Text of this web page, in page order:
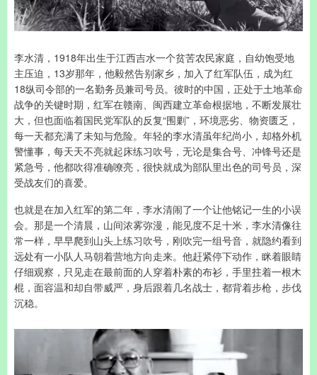
李水清，1918年出生于江西吉水一个贫苦农民家庭，自幼饱受地
主压迫，13岁那年，他毅然告别家乡，加入了红军队伍，成为红
18纵司令部的一名勤务员兼司号员。彼时的中国，正处于土地革命
战争的关键时期，红军在赣南、闽西建立革命根据地，不断发展壮
大，但也面临着国民党军队的反复“围剿”，环境恶劣、物资匮乏，
每一天都充满了未知与危险。年轻的李水清虽年纪尚小，却格外机
警懂事，每天天不亮就起床练习吹号，无论是集合号、冲锋号还是
紧急号，他都吹得准确嘹亮，很快就成为部队里出色的司号员，深
受战友们的喜爱。
也就是在加入红军的第二年，李水清闹了一个让他铭记一生的小误
会。那是一个清晨，山间浓雾弥漫，能见度不足十米，李水清像往
常一样，早早爬到山头上练习吹号，刚吹完一组号音，就隐约看到
远处有一小队人马朝着营地方向走来。他赶紧停下动作，眯着眼睛
仔细观察，只见走在最前面的人穿着朴素的布衫，手里拄着一根木
棍，面容温和却自带威严，身后跟着几名战士，都背着步枪，步伐
沉稳。